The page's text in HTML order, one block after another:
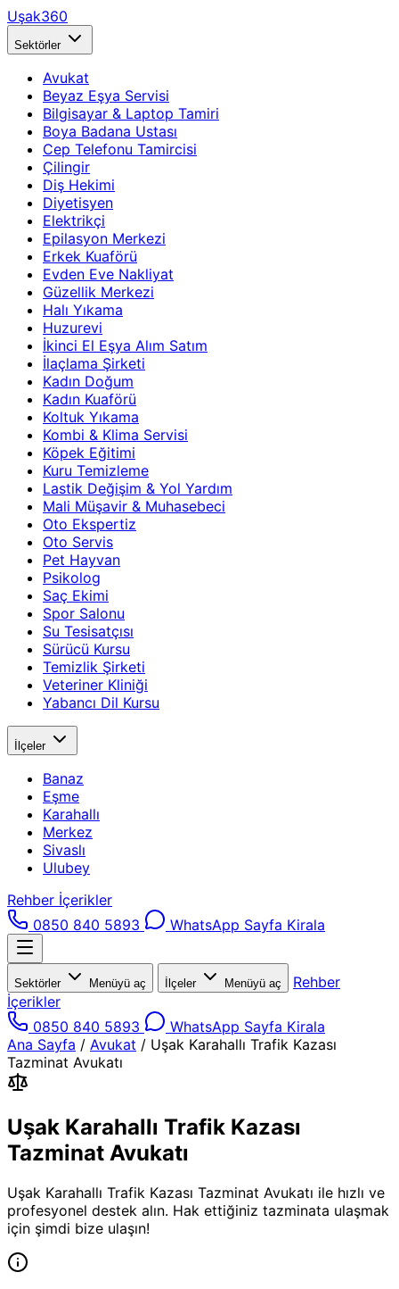
Uşak360
Sektörler
Avukat
Beyaz Eşya Servisi
Bilgisayar & Laptop Tamiri
Boya Badana Ustası
Cep Telefonu Tamircisi
Çilingir
Diş Hekimi
Diyetisyen
Elektrikçi
Epilasyon Merkezi
Erkek Kuaförü
Evden Eve Nakliyat
Güzellik Merkezi
Halı Yıkama
Huzurevi
İkinci El Eşya Alım Satım
İlaçlama Şirketi
Kadın Doğum
Kadın Kuaförü
Koltuk Yıkama
Kombi & Klima Servisi
Köpek Eğitimi
Kuru Temizleme
Lastik Değişim & Yol Yardım
Mali Müşavir & Muhasebeci
Oto Ekspertiz
Oto Servis
Pet Hayvan
Psikolog
Saç Ekimi
Spor Salonu
Su Tesisatçısı
Sürücü Kursu
Temizlik Şirketi
Veteriner Kliniği
Yabancı Dil Kursu
İlçeler
Banaz
Eşme
Karahallı
Merkez
Sivaslı
Ulubey
Rehber İçerikler
0850 840 5893
WhatsApp Sayfa Kirala
Sektörler Menüyü aç İlçeler Menüyü aç
Rehber
İçerikler
0850 840 5893
WhatsApp Sayfa Kirala
Ana Sayfa / Avukat / Uşak Karahallı Trafik Kazası
Tazminat Avukatı
Uşak Karahallı Trafik Kazası
Tazminat Avukatı
Uşak Karahallı Trafik Kazası Tazminat Avukatı ile hızlı ve
profesyonel destek alın. Hak ettiğiniz tazminata ulaşmak
için şimdi bize ulaşın!